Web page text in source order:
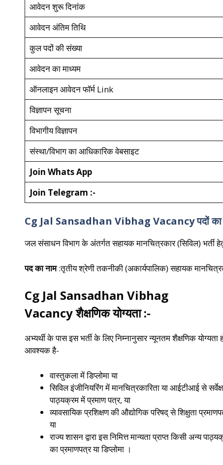
आवेदन शुरू दिनांक
आवेदन अंतिम तिथि
कुल पदों की संख्या
आवेदन का माध्यम
ऑनलाइन आवेदन फॉर्म Link
विज्ञापन सूचना
विभागीय विज्ञापन
संस्था/विभाग का आधिकारिक वेबसाइट
Join Whats App
Join Telegram :-
Cg Jal Sansadhan Vibhag Vacancy पदों का
जल संसाधन विभाग के अंतर्गत सहायक मानचित्रकार (सिविल) भर्ती
पद का नाम:तृतीय श्रेणी तकनीकी (अकार्यपालिक) सहायक
Cg Jal Sansadhan Vibhag
Vacancyशैक्षणिक योग्यता :-
अभ्यर्थी के पास इस भर्ती के लिए निम्नानुसार न्यूनतम शैक्षणिक योग्यता
आवश्यक है-
वास्तुकला में डिप्लोमा या
सिविल इंजीनियरिंग में मानचित्रकारिता या आईटीआई से
पाठ्यक्रम में प्रमाण पत्र, या
व्यावसायिक प्रशिक्षण की औद्योगिक परिषद् से शिक्षुता
या
राज्य शासन द्वारा इस निमित्त मान्यता प्राप्त किसी अन्य
का प्रमाणपत्र या डिप्लोमा ।